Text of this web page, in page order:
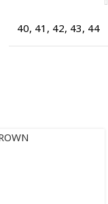
40, 41 , 42, 43, 44